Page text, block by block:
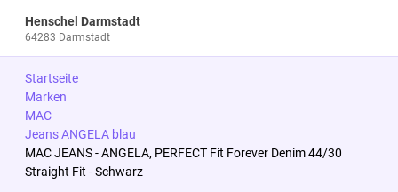
Henschel Darmstadt
64283 Darmstadt
Startseite
Marken
MAC
Jeans ANGELA blau
MAC JEANS - ANGELA, PERFECT Fit Forever Denim 44/30
Straight Fit - Schwarz